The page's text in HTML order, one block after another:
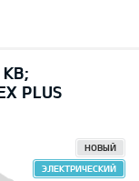
PLUS
НОВЫЙ
ЭЛЕКТРИЧЕСКИЙ